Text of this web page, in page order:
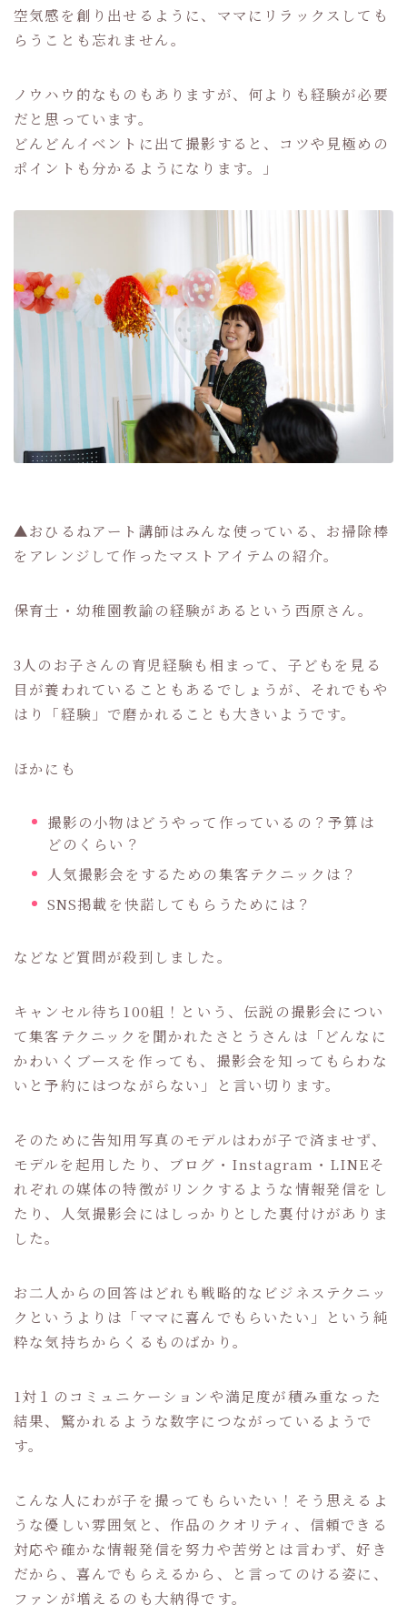
空気感を創り出せるように、ママにリラックスしても
らうことも忘れません。
ノウハウ的なものもありますが、何よりも経験が必要
だと思っています。
どんどんイベントに出て撮影すると、コツや見極めの
ポイントも分かるようになります。」
▲おひるねアート講師はみんな使っている、お掃除棒
をアレンジして作ったマストアイテムの紹介。
保育士・幼稚園教諭の経験があるという西原さん。
3人のお子さんの育児経験も相まって、子どもを見る
目が養われていることもあるでしょうが、それでもや
はり「経験」で磨かれることも大きいようです。
ほかにも
撮影の小物はどうやって作っているの？予算は
どのくらい？
人気撮影会をするための集客テクニックは？
SNS掲載を快諾してもらうためには？
などなど質問が殺到しました。
キャンセル待ち100組！という、伝説の撮影会につい
て集客テクニックを聞かれたさとうさんは「どんなに
かわいくブースを作っても、撮影会を知ってもらわな
いと予約にはつながらない」と言い切ります。
そのために告知用写真のモデルはわが子で済ませず、
モデルを起用したり、ブログ・Instagram・LINEそ
れぞれの媒体の特徴がリンクするような情報発信をし
たり、人気撮影会にはしっかりとした裏付けがありま
した。
お二人からの回答はどれも戦略的なビジネステクニッ
クというよりは「ママに喜んでもらいたい」という純
粋な気持ちからくるものばかり。
1対１のコミュニケーションや満足度が積み重なった
結果、驚かれるような数字につながっているようで
す。
こんな人にわが子を撮ってもらいたい！そう思えるよ
うな優しい雰囲気と、作品のクオリティ、信頼できる
対応や確かな情報発信を努力や苦労とは言わず、好き
だから、喜んでもらえるから、と言ってのける姿に、
ファンが増えるのも大納得です。